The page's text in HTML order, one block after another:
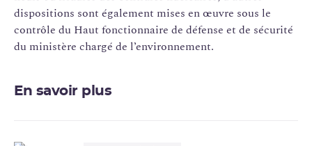
dispositions sont également mises en œuvre sous le
contrôle du Haut fonctionnaire de défense et de sécurité
du ministère chargé de l’environnement.
En savoir plus